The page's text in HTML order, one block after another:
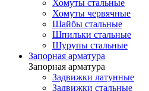
Хомуты стальные
Хомуты червячные
Шайбы стальные
Шпильки стальные
Шурупы стальные
Запорная арматура
Запорная арматура
Задвижки латунные
Задвижки стальные